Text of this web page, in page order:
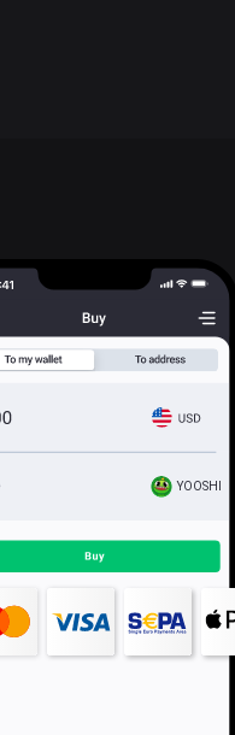
YOOSHI